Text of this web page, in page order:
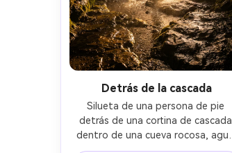
Detrás de la cascada
Silueta de una persona de pie
detrás de una cortina de cascada
dentro de una cueva rocosa, agua
corriendo delante como vidrio,